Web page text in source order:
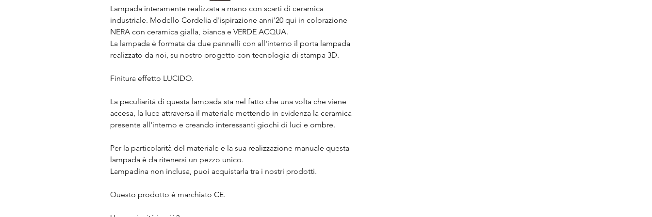
Lampada interamente realizzata a mano con scarti di ceramica
industriale. Modello Cordelia d'ispirazione anni'20 qui in colorazione
NERA con ceramica gialla, bianca e VERDE ACQUA.
La lampada è formata da due pannelli con all'interno il porta lampada
realizzato da noi, su nostro progetto con tecnologia di stampa 3D.
Finitura effetto LUCIDO.
La peculiarità di questa lampada sta nel fatto che una volta che viene
accesa, la luce attraversa il materiale mettendo in evidenza la ceramica
presente all'interno e creando interessanti giochi di luci e ombre.
Per la particolarità del materiale e la sua realizzazione manuale questa
lampada è da ritenersi un pezzo unico.
Lampadina non inclusa, puoi acquistarla tra i nostri prodotti.
Questo prodotto è marchiato CE.